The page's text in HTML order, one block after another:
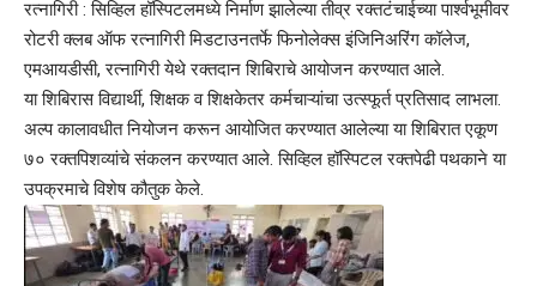
रत्नागिरी : सिव्हिल हॉस्पिटलमध्ये निर्माण झालेल्या तीव्र रक्तटंचाईच्या पार्श्वभूमीवर
रोटरी क्लब ऑफ रत्नागिरी मिडटाउनतर्फे फिनोलेक्स इंजिनिअरिंग कॉलेज,
एमआयडीसी, रत्नागिरी येथे रक्तदान शिबिराचे आयोजन करण्यात आले.
या शिबिरास विद्यार्थी, शिक्षक व शिक्षकेतर कर्मचाऱ्यांचा उत्स्फूर्त प्रतिसाद लाभला.
अल्प कालावधीत नियोजन करून आयोजित करण्यात आलेल्या या शिबिरात एकूण
७० रक्तपिशव्यांचे संकलन करण्यात आले. सिव्हिल हॉस्पिटल रक्तपेढी पथकाने या
उपक्रमाचे विशेष कौतुक केले.